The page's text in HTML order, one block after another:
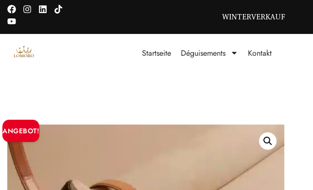
WINTERVERKAUF
Startseite Déguisements Kontakt
ANGEBOT!